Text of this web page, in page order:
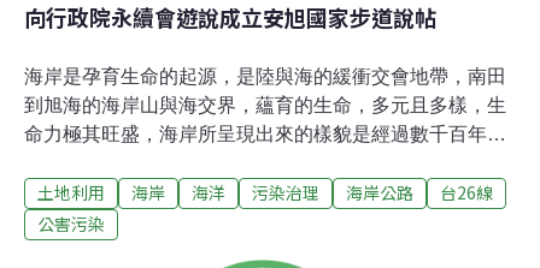
向行政院永續會遊說成立安旭國家步道說帖
海岸是孕育生命的起源，是陸與海的緩衝交會地帶，南田
到旭海的海岸山與海交界，蘊育的生命，多元且多樣，生
命力極其旺盛，海岸所呈現出來的樣貌是經過數千百年來
灘、河口、沼澤地、自然海岸林及灌叢，是維護海岸的自
然屏障和緩衝，這些都是無價的自然資源，台26線公路的
土地利用 海岸 海洋 污染治理 海岸公路
台26線
公害污染